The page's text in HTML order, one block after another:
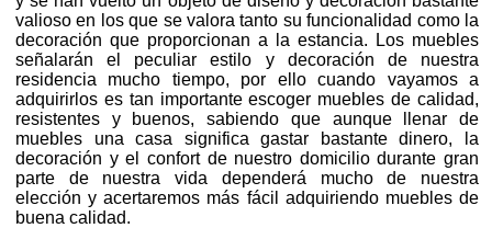
valioso en los que se valora tanto su funcionalidad como la
decoración que proporcionan a la estancia. Los muebles
señalarán el peculiar estilo y decoración de nuestra
residencia mucho tiempo, por ello cuando vayamos a
adquirirlos es tan importante escoger muebles de calidad,
resistentes y buenos, sabiendo que aunque llenar de
muebles una casa significa gastar bastante dinero, la
decoración y el confort de nuestro domicilio durante gran
parte de nuestra vida dependerá mucho de nuestra
elección y acertaremos más fácil adquiriendo muebles de
buena calidad.